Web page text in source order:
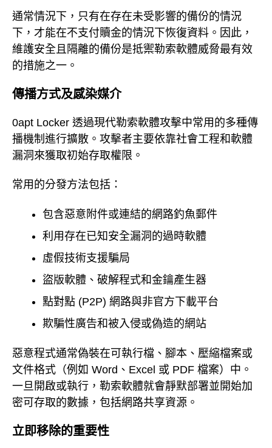
通常情況下，只有在存在未受影響的備份的情況
下，才能在不支付贖金的情況下恢復資料。因此，
維護安全且隔離的備份是抵禦勒索軟體威脅最有效
的措施之一。
傳播方式及感染媒介
0apt Locker 透過現代勒索軟體攻擊中常用的多種傳
播機制進行擴散。攻擊者主要依靠社會工程和軟體
漏洞來獲取初始存取權限。
常用的分發方法包括：
包含惡意附件或連結的網路釣魚郵件
利用存在已知安全漏洞的過時軟體
虛假技術支援騙局
盜版軟體、破解程式和金鑰產生器
點對點 (P2P) 網路與非官方下載平台
欺騙性廣告和被入侵或偽造的網站
惡意程式通常偽裝在可執行檔、腳本、壓縮檔案或
文件格式（例如 Word、Excel 或 PDF 檔案）中。
一旦開啟或執行，勒索軟體就會靜默部署並開始加
密可存取的數據，包括網路共享資源。
立即移除的重要性